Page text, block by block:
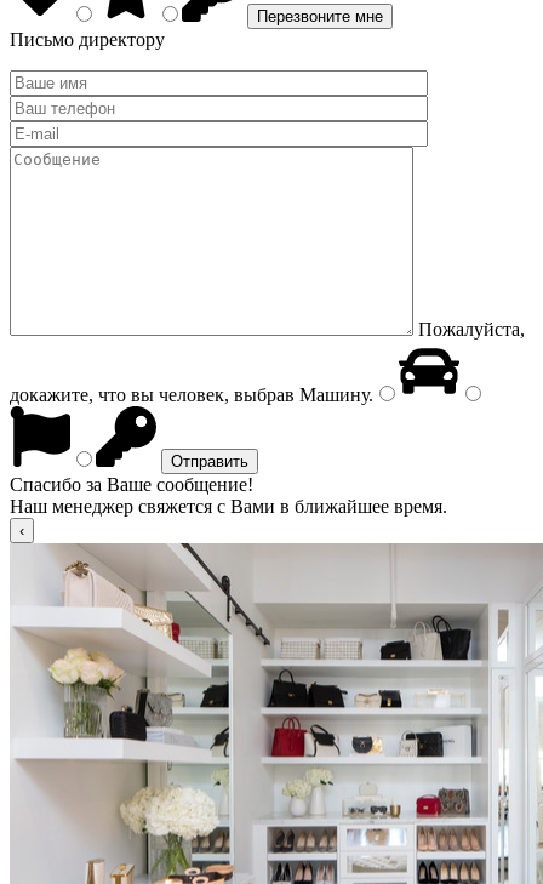
Письмо директору
Пожалуйста,
докажите, что вы человек, выбрав Машину.
Спасибо за Ваше сообщение!
Наш менеджер свяжется с Вами в ближайшее время.